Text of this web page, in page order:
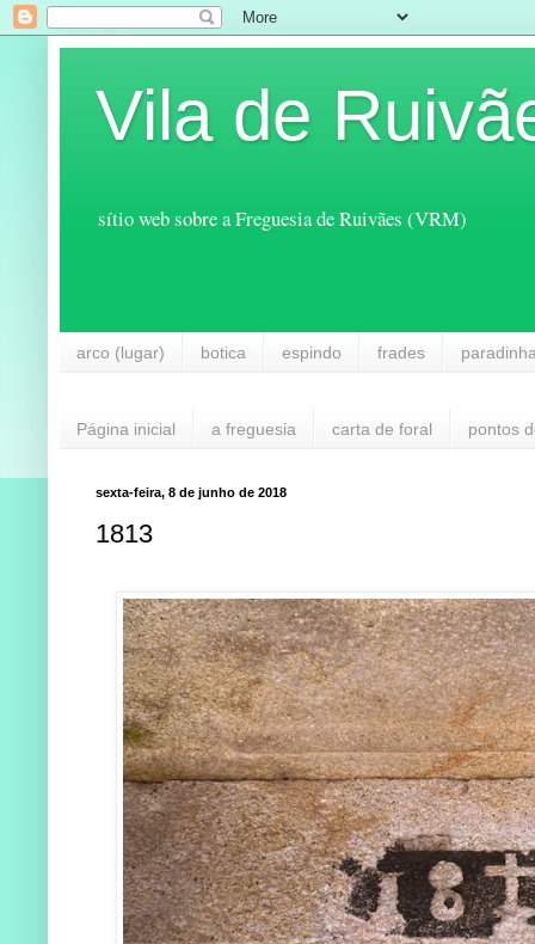
Vila de
sítio web sobre a Freguesia de Ruivães (VRM)
arco (lugar) botica espindo frades
Página inicial a freguesia carta de foral pontos
sexta-feira, 8 de junho de 2018
1813